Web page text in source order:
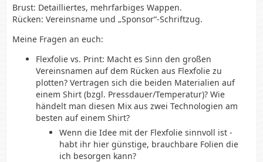
Brust: Detailliertes, mehrfarbiges Wappen.
Rücken: Vereinsname und „Sponsor“-Schriftzug.
Meine Fragen an euch:
Flexfolie vs. Print: Macht es Sinn den großen
Vereinsnamen auf dem Rücken aus Flexfolie zu
plotten? Vertragen sich die beiden Materialien auf
einem Shirt (bzgl. Pressdauer/Temperatur)? Wie
händelt man diesen Mix aus zwei Technologien am
besten auf einem Shirt?
Wenn die Idee mit der Flexfolie sinnvoll ist -
habt ihr hier günstige, brauchbare Folien die
ich besorgen kann?